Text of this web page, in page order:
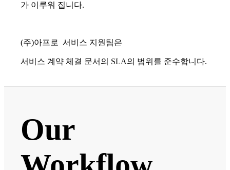
가 이루워 집니다.
(주)아프로 서비스 지원팀은
서비스 계약 체결 문서의 SLA의 범위를 준수합니다.
Our